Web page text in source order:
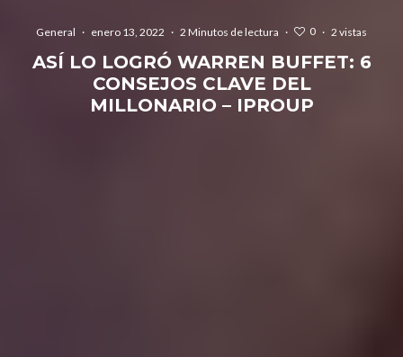
General · enero 13, 2022 · 2 Minutos de lectura · 0 · 2 vistas
ASÍ LO LOGRÓ WARREN BUFFET: 6
CONSEJOS CLAVE DEL
MILLONARIO – IPROUP